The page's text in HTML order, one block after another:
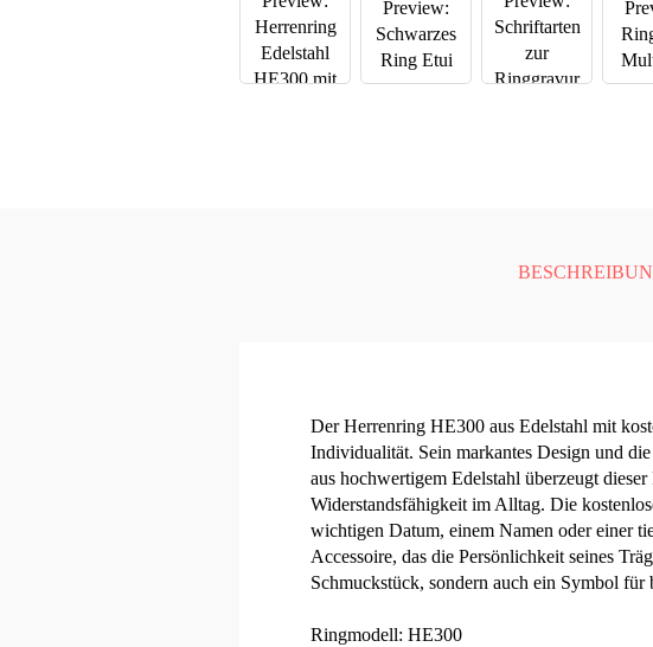
Der Herrenring HE300 aus Edelstahl mit
Individualität. Sein markantes Design und
aus hochwertigem Edelstahl überzeugt
Widerstandsfähigkeit im Alltag. Die
wichtigen Datum, einem Namen oder einer
Accessoire, das die Persönlichkeit seines
Schmuckstück, sondern auch ein Symbol
Ringmodell: HE300